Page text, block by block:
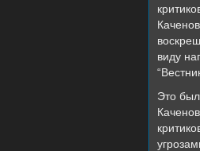
виду
Это